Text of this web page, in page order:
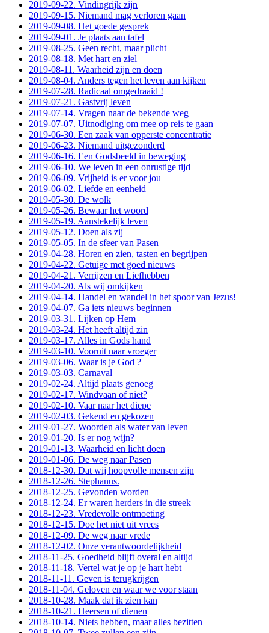
2019-09-22. Vindingrijk zijn
2019-09-15. Niemand mag verloren gaan
2019-09-08. Het goede gesprek
2019-09-01. Je plaats aan tafel
2019-08-25. Geen recht, maar plicht
2019-08-18. Met hart en ziel
2019-08-11. Waarheid zijn en doen
2019-08-04. Anders tegen het leven aan kijken
2019-07-28. Radicaal omgedraaid !
2019-07-21. Gastvrij leven
2019-07-14. Vragen naar de bekende weg
2019-07-07. Uitnodiging om mee op reis te gaan
2019-06-30. Een zaak van opperste concentratie
2019-06-23. Niemand uitgezonderd
2019-06-16. Een Godsbeeld in beweging
2019-06-10. We leven in een onrustige tijd
2019-06-09. Vrijheid is er voor jou
2019-06-02. Liefde en eenheid
2019-05-30. De wolk
2019-05-26. Bewaar het woord
2019-05-19. Aanstekelijk leven
2019-05-12. Doen als zij
2019-05-05. In de sfeer van Pasen
2019-04-28. Horen en zien, tasten en begrijpen
2019-04-22. Getuige met goed nieuws
2019-04-21. Verrijzen en Liefhebben
2019-04-20. Als wij omkijken
2019-04-14. Handel en wandel in het spoor van Jezus!
2019-04-07. Ga iets nieuws beginnen
2019-03-31. Lijken op Hem
2019-03-24. Het heeft altijd zin
2019-03-17. Alles in Gods hand
2019-03-10. Vooruit naar vroeger
2019-03-06. Waar is je God ?
2019-03-03. Carnaval
2019-02-24. Altijd plaats genoeg
2019-02-17. Windvaan of niet?
2019-02-10. Vaar naar het diepe
2019-02-03. Gekend en gekozen
2019-01-27. Woorden als water van leven
2019-01-20. Is er nog wijn?
2019-01-13. Waarheid en licht doen
2019-01-06. De weg naar Pasen
2018-12-30. Dat wij hoopvolle mensen zijn
2018-12-26. Stephanus.
2018-12-25. Gevonden worden
2018-12-24. Er waren herders in die streek
2018-12-23. Vredevolle ontmoeting
2018-12-15. Doe het niet uit vrees
2018-12-09. De weg naar vrede
2018-12-02. Onze verantwoordelijkheid
2018-11-25. Goedheid blijft overal en altijd
2018-11-18. Vertel wat je op je hart hebt
2018-11-11. Geven is terugkrijgen
2018-11-04. Geloven en waar we voor staan
2018-10-28. Maak dat ik zien kan
2018-10-21. Heersen of dienen
2018-10-14. Niets hebben, maar alles bezitten